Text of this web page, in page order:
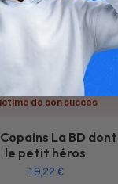
de son succès
La BD
le petit héros
19,22 €